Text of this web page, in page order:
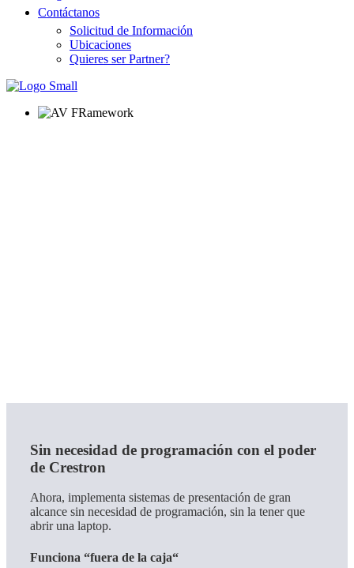
Contáctanos
Solicitud de Información
Ubicaciones
Quieres ser Partner?
Sin necesidad de programación con el poder
de Crestron
Ahora, implementa sistemas de presentación de gran
alcance sin necesidad de programación, sin la tener que
abrir una laptop.
Funciona “fuera de la caja“